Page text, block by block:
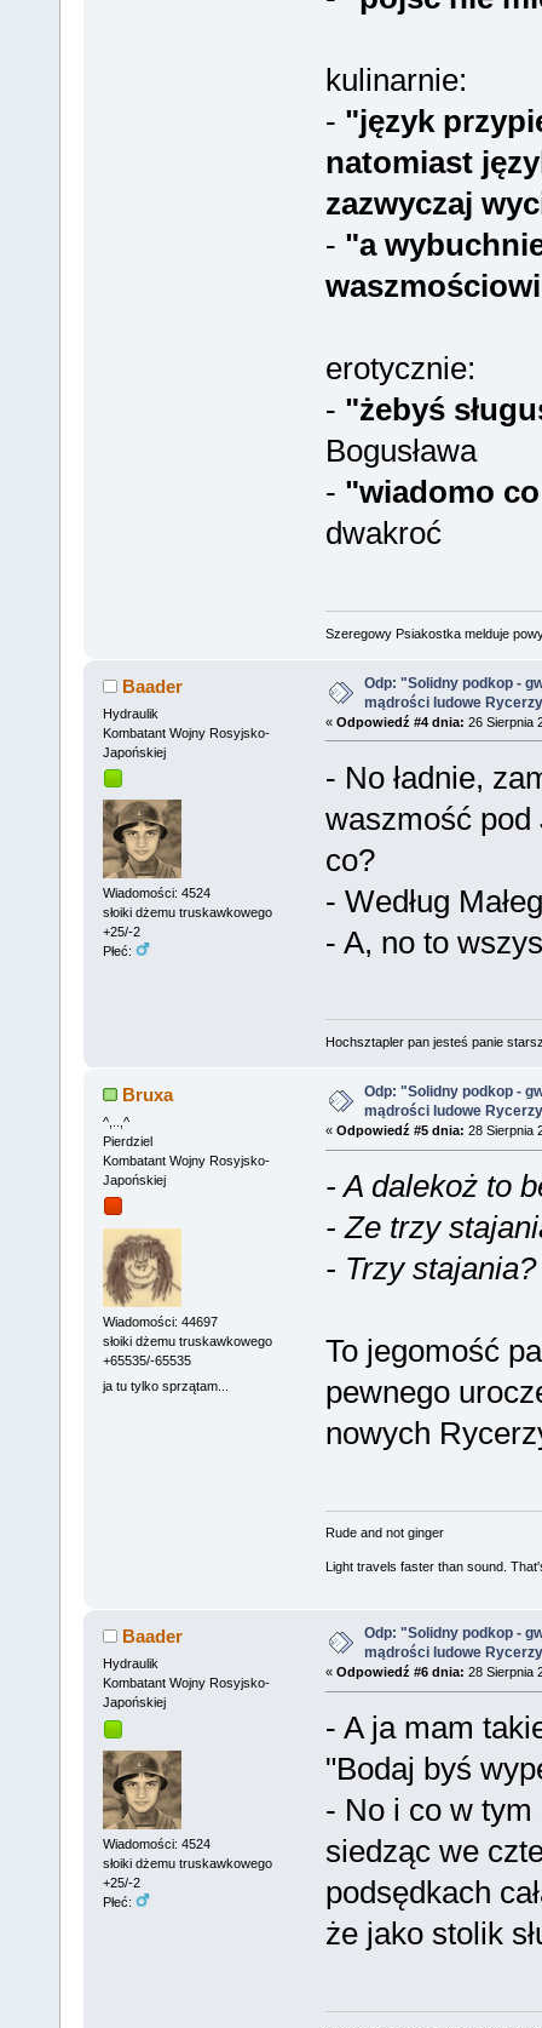
kulinarnie:
- "język
natomiast
zazwyczaj
- "a
erotycznie:
- "żebyś
Bogusława
- "wiadomo
dwakroć
Szeregowy Psiakostka melduje
Baader
Hydraulik
Kombatant Wojny Rosyjsko-
Japońskiej
Wiadomości: 4524
słoiki dżemu truskawkowego
+25/-2
Płeć:
Odp: "Solidny podkop -
mądrości ludowe Rycerzy
« Odpowiedź #4 dnia: 26 Sierpnia
- No ładnie,
waszmość pod
co?
- Według
- A, no to
Hochsztapler pan jesteś panie
Bruxa
^,..,^
Pierdziel
Kombatant Wojny Rosyjsko-
Japońskiej
Wiadomości: 44697
słoiki dżemu truskawkowego
+65535/-65535
ja tu tylko sprzątam...
Odp: "Solidny podkop -
mądrości ludowe Rycerzy
« Odpowiedź #5 dnia: 28 Sierpnia
- A dalekoż to
- Ze trzy
- Trzy
To jegomość
pewnego
nowych
Rude and not ginger
Light travels faster than sound.
Baader
Hydraulik
Kombatant Wojny Rosyjsko-
Japońskiej
Wiadomości: 4524
słoiki dżemu truskawkowego
+25/-2
Płeć:
Odp: "Solidny podkop -
mądrości ludowe Rycerzy
« Odpowiedź #6 dnia: 28 Sierpnia
- A ja mam
"Bodaj byś
- No i co w tym
siedząc we
podsędkach
że jako stolik